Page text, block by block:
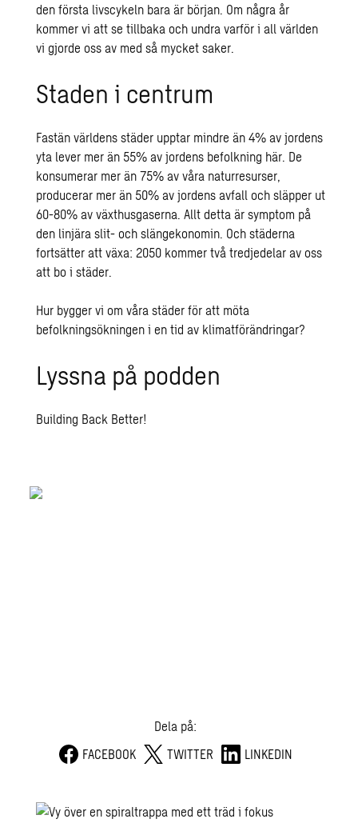
den första livscykeln bara är början. Om några år
kommer vi att se tillbaka och undra varför i all världen
vi gjorde oss av med så mycket saker.
Staden i centrum
Fastän världens städer upptar mindre än 4% av jordens
yta lever mer än 55% av jordens befolkning här. De
konsumerar mer än 75% av våra naturresurser,
producerar mer än 50% av jordens avfall och släpper ut
60-80% av växthusgaserna. Allt detta är symptom på
den linjära slit- och slängekonomin. Och städerna
fortsätter att växa: 2050 kommer två tredjedelar av oss
att bo i städer.
Hur bygger vi om våra städer för att möta
befolkningsökningen i en tid av klimatförändringar?
Lyssna på podden
Building Back Better!
Dela på:
FACEBOOK
TWITTER LINKEDIN